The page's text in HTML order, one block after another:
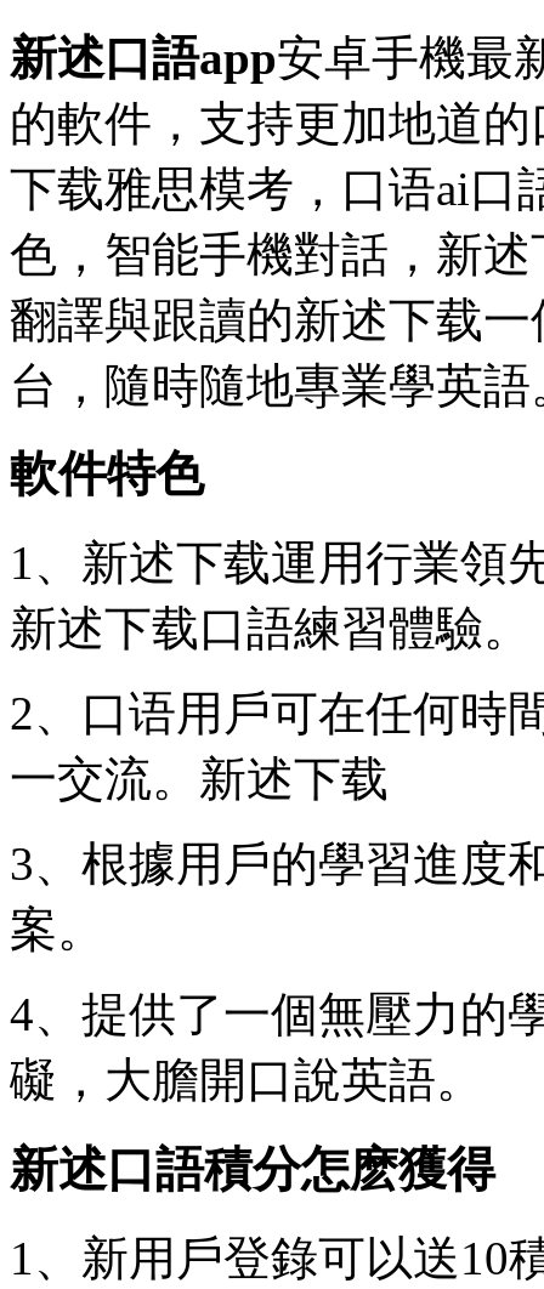
新述口語app安卓手機最
的軟件，支持更加地道
下载雅思模考，口语ai口
色，智能手機對話，新
翻譯與跟讀的新述下载
台，隨時隨地專業學英
軟件特色
1、新述下载運用行業領
新述下载口語練習體驗。
2、口语用戶可在任何時
一交流。新述下载
3、根據用戶的學習進度
案。
4、提供了一個無壓力的
礙，大膽開口說英語。
新述口語積分怎麽獲得
1、新用戶登錄可以送10